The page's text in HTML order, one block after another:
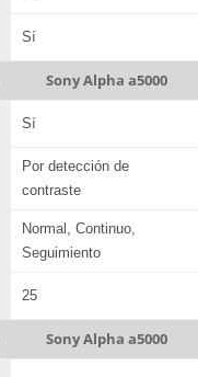
Sí
Sony Alpha a5000
Sí
Por detección de
contraste
Normal, Continuo,
Seguimiento
25
Sony Alpha a5000